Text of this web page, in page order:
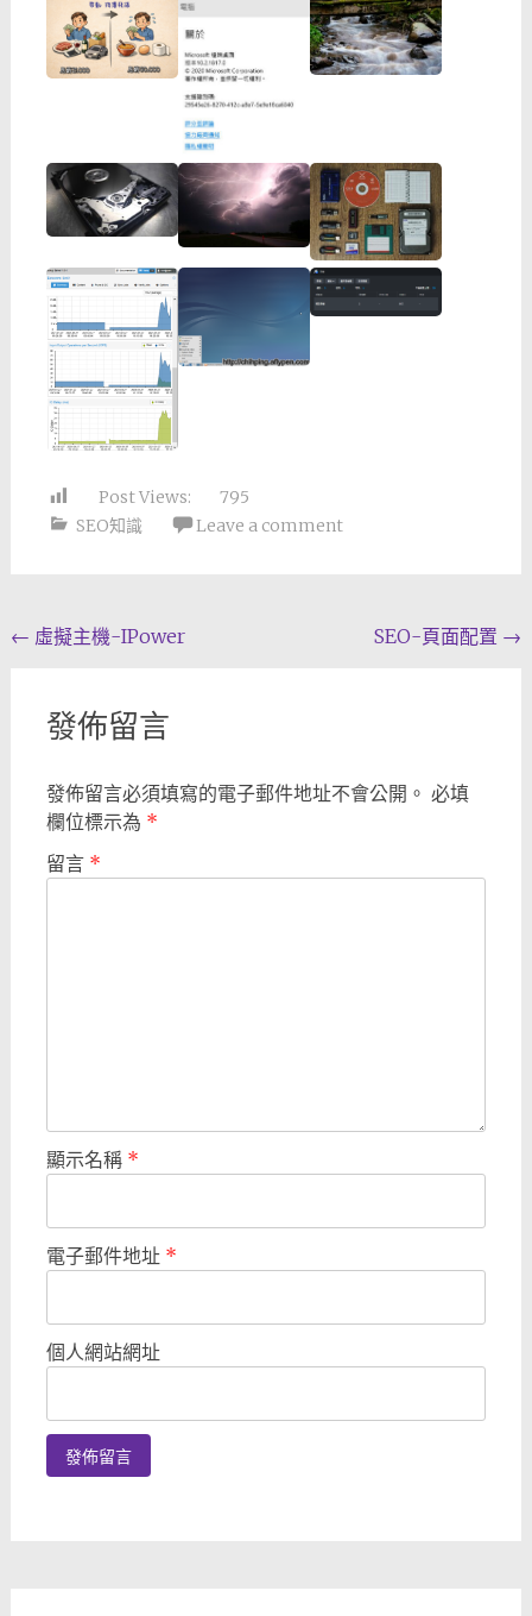
Post Views:
795
SEO知識
Leave a comment
Post
← 虛擬主機-IPower SEO-頁面配置 →
發佈留言
發佈留言必須填寫的電子郵件地址不會公開。 必填
欄位標示為 *
留言 *
顯示名稱 *
電子郵件地址 *
個人網站網址